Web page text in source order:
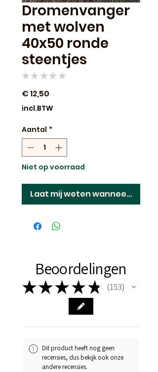
Dromenvanger
met wolven
40x50 ronde
steentjes
★ ★ ★ ★ ★
€ 12,50
incl.BTW
Aantal *
Niet op voorraad
Laat mij weten wanneer dit
Beoordelingen
★★★ ★ ★ 153
153
Dit product heeft nog geen
recensies, dus bekijk ook onze
andere recensies.